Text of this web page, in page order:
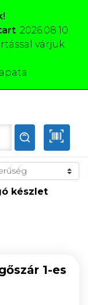
. 2026.08.10.
várjuk
készlet
1-es